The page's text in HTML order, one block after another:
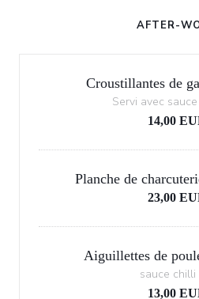
AFTER-
Croustillantes de
Servi avec
14,00
Planche de
23,00
Aiguillettes de
sauce chilli
13,00